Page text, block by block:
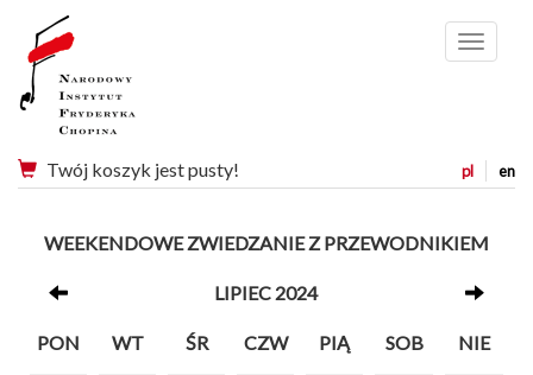
Menu
pl en
Twój koszyk jest pusty!
WEEKENDOWE ZWIEDZANIE Z PRZEWODNIKIEM
LIPIEC 2024
PON WT ŚR CZW PIĄ SOB NIE